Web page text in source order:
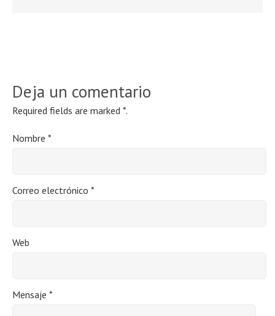
Deja un comentario
Required fields are marked *.
Nombre *
Correo electrónico *
Web
Mensaje *